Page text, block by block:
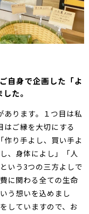
自身で企画した「よ
た。
あります。１つ目は私
はご縁を大切にする
作り手よし、買い手よ
、身体によし」「人
いう3つの三方よしで
に関わる全ての生命
う想いを込めまし
していますので、お